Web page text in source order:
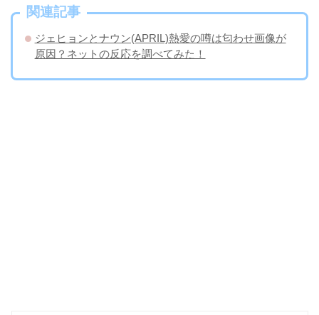
関連記事
ジェヒョンとナウン(APRIL)熱愛の噂は匂わせ画像が
原因？ネットの反応を調べてみた！